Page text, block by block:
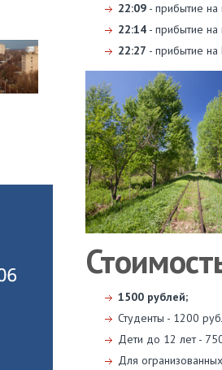
22:09 - прибытие
22:14 - прибытие
22:27 - прибытие на
1500 рублей;
Студенты - 1200
Дети до 12 лет -
Для